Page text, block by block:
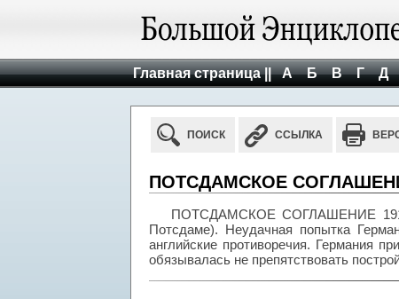
Главная страница || А Б В Г Д
ПОИСК ССЫЛКА
ПОТСДАМСКОЕ
ПОТСДАМСКОЕ СОГЛАШЕНИЕ 1911,
Потсдаме). Неудачная попытка
английские противоречия. Германия
обязывалась не препятствовать